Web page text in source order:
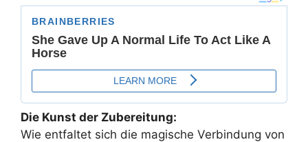
Die Kunst der Zubereitung:
Wie entfaltet sich die magische Verbindung von